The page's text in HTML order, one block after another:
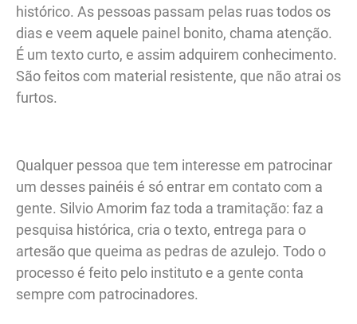
histórico. As pessoas passam pelas ruas todos os
dias e veem aquele painel bonito, chama atenção.
É um texto curto, e assim adquirem conhecimento.
São feitos com material resistente, que não atrai os
furtos.
Qualquer pessoa que tem interesse em patrocinar
um desses painéis é só entrar em contato com a
gente. Silvio Amorim faz toda a tramitação: faz a
pesquisa histórica, cria o texto, entrega para o
artesão que queima as pedras de azulejo. Todo o
processo é feito pelo instituto e a gente conta
sempre com patrocinadores.